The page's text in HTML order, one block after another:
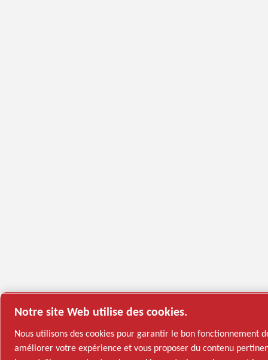
Notre site Web utilise des cookies.
Nous utilisons des cookies pour garantir le bon fonctionnement
améliorer votre expérience et vous proposer du contenu